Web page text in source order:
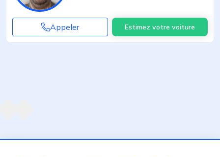
Appeler Estimez votre voiture